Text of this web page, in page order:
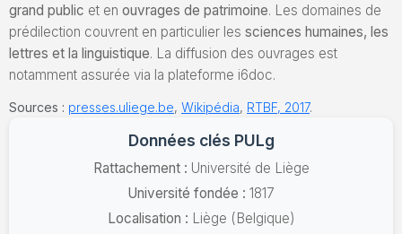
grand public et en ouvrages de patrimoine. Les domaines de
prédilection couvrent en particulier les sciences humaines, les
lettres et la linguistique. La diffusion des ouvrages est
notamment assurée via la plateforme i6doc.
Sources : presses.uliege.be, Wikipédia, RTBF, 2017.
Données clés PULg
Rattachement : Université de Liège
Université fondée : 1817
Localisation : Liège (Belgique)